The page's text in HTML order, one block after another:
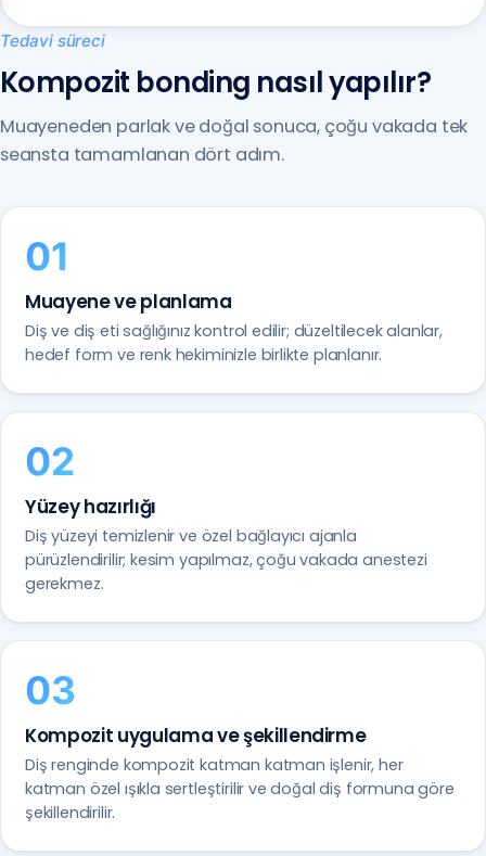
Tedavi süreci
Kompozit bonding nasıl yapılır?
Muayeneden parlak ve doğal sonuca, çoğu vakada tek
seansta tamamlanan dört adım.
Muayene ve planlama
Diş ve diş eti sağlığınız kontrol edilir; düzeltilecek alanlar,
hedef form ve renk hekiminizle birlikte planlanır.
Yüzey hazırlığı
Diş yüzeyi temizlenir ve özel bağlayıcı ajanla
pürüzlendirilir; kesim yapılmaz, çoğu vakada anestezi
gerekmez.
Kompozit uygulama ve şekillendirme
Diş renginde kompozit katman katman işlenir, her
katman özel ışıkla sertleştirilir ve doğal diş formuna göre
şekillendirilir.